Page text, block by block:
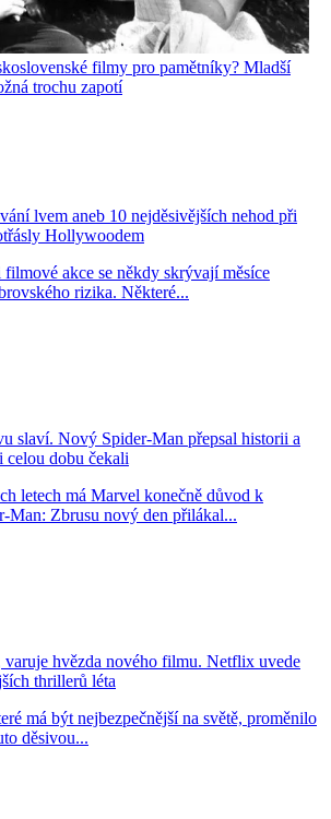
filmy pro pamětníky? Mladší
trochu zapotí
lvem aneb 10 nejděsivějších nehod při
Hollywoodem
akce se někdy skrývají měsíce
rizika. Některé...
slaví. Nový Spider-Man přepsal historii a
celou dobu čekali
letech má Marvel konečně důvod k
Man: Zbrusu nový den přilákal...
varuje hvězda nového filmu. Netflix uvede
thrillerů léta
má být nejbezpečnější na světě, proměnilo
děsivou...